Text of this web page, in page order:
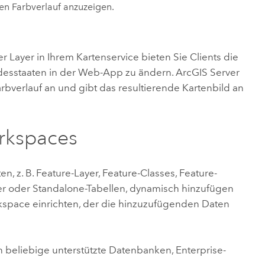
Farbverlauf anzuzeigen.
Layer in Ihrem Kartenservice bieten Sie Clients die
in der Web-App zu ändern.ArcGIS Server
an und gibt das resultierende Kartenbild an
z. B. Feature-Layer, Feature-Classes, Feature-
oder Standalone-Tabellen, dynamisch hinzufügen
einrichten, der die hinzuzufügenden Daten
beliebige unterstützte Datenbanken, Enterprise-